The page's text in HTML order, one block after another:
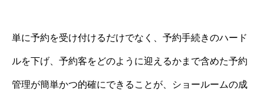
単に予約を受け付けるだけでなく、予約手続きのハード
ルを下げ、予約客をどのように迎えるかまで含めた予約
管理が簡単かつ的確にできることが、ショールームの成